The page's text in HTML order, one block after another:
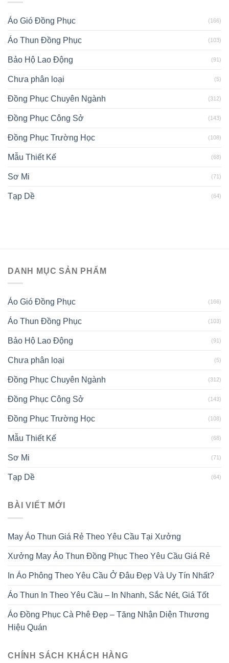
Áo Gió Đồng Phục (166)
Áo Thun Đồng Phục (103)
Bảo Hộ Lao Động (91)
Chưa phân loại (5)
Đồng Phục Chuyên Ngành (312)
Đồng Phục Công Sở (143)
Đồng Phục Trường Học (108)
Mẫu Thiết Kế (68)
Sơ Mi (71)
Tạp Dề (64)
DANH MỤC SẢN PHẨM
Áo Gió Đồng Phục (166)
Áo Thun Đồng Phục (103)
Bảo Hộ Lao Động (91)
Chưa phân loại (5)
Đồng Phục Chuyên Ngành (312)
Đồng Phục Công Sở (143)
Đồng Phục Trường Học (108)
Mẫu Thiết Kế (68)
Sơ Mi (71)
Tạp Dề (64)
BÀI VIẾT MỚI
May Áo Thun Giá Rẻ Theo Yêu Cầu Tại Xưởng
Xưởng May Áo Thun Đồng Phục Theo Yêu Cầu Giá Rẻ
In Áo Phông Theo Yêu Cầu Ở Đâu Đẹp Và Uy Tín Nhất?
Áo Thun In Theo Yêu Cầu – In Nhanh, Sắc Nét, Giá Tốt
Áo Đồng Phục Cà Phê Đẹp – Tăng Nhận Diện Thương
Hiệu Quán
CHÍNH SÁCH KHÁCH HÀNG